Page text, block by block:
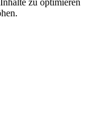
zu optimieren